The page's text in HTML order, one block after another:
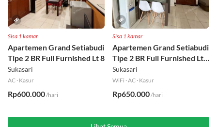
Sisa 1 kamar
Apartemen Grand Setiabudi
Tipe 2 BR Full Furnished Lt 8
Sukasari
AC · Kasur
Rp600.000/hari
Sisa 1 kamar
Apartemen Grand Setiabudi
Tipe 2 BR Full Furnished Lt
19
Sukasari
WiFi ·AC · Kasur
Rp650.000/hari